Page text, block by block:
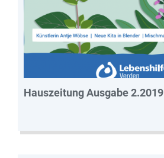
Hauszeitung Ausgabe 2.2019